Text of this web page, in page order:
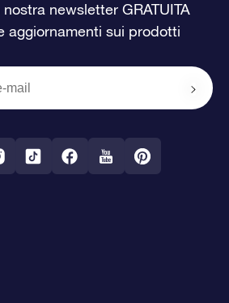
newsletter GRATUITA
aggiornamenti sui prodotti